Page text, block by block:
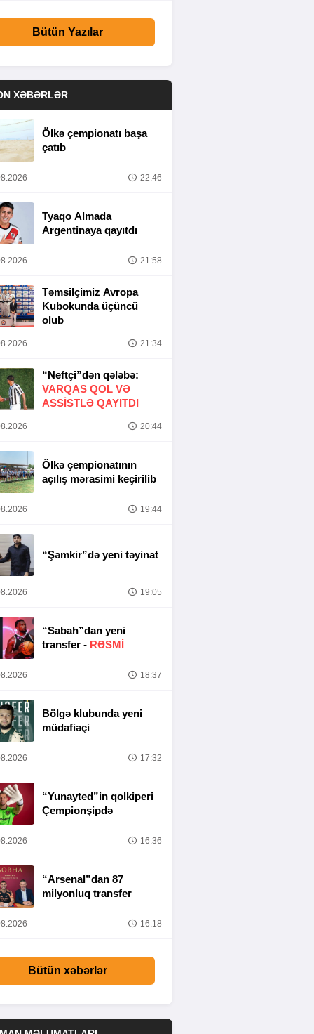
Bütün Yazılar
XƏBƏRLƏR
Ölkə çempionatı başa
çatıb
22:46
Tyaqo Almada
Argentinaya qayıtdı
21:58
Təmsilçimiz Avropa
Kubokunda üçüncü
olub
21:34
“Neftçi”dən qələbə:
VARQAS QOL VƏ
ASSİSTLƏ QAYITDI
20:44
Ölkə çempionatının
açılış mərasimi keçirilib
19:44
“Şəmkir”də yeni təyinat
19:05
“Sabah”dan yeni
transfer - RƏSMİ
18:37
Bölgə klubunda yeni
müdafiəçi
17:32
“Yunayted”in qolkiperi
Çempionşipdə
16:36
“Arsenal”dan 87
milyonluq transfer
16:18
Bütün xəbərlər